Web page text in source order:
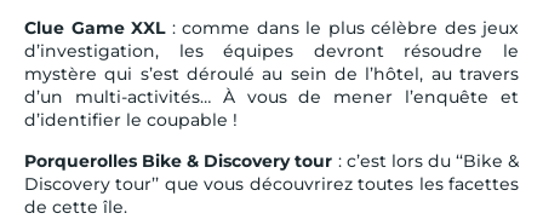
Clue Game XXL: comme dans le plus célèbre des jeux
d’investigation, les équipes devront résoudre le
mystère qui s’est déroulé au sein de l’hôtel, au travers
d’un multi-activités… À vous de mener l’enquête et
d’identifier le coupable !
Porquerolles Bike & Discovery tour : c’est lors du ‘‘Bike &
Discovery tour’’ que vous découvrirez toutes les facettes
de cette île.